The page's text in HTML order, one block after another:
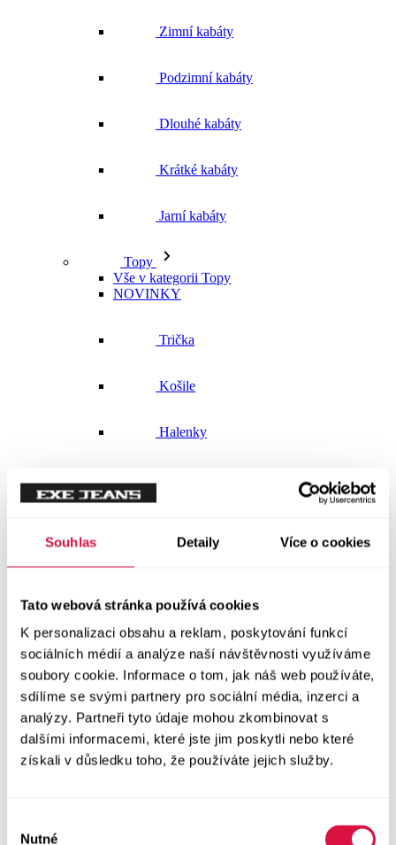
Souhlas Detaily Více o cookies
Tato webová stránka používá cookies
K personalizaci obsahu a reklam, poskytování funkcí
sociálních médií a analýze naší návštěvnosti využíváme
soubory cookie. Informace o tom, jak náš web používáte,
sdílíme se svými partnery pro sociální média, inzerci a
analýzy. Partneři tyto údaje mohou zkombinovat s
dalšími informacemi, které jste jim poskytli nebo které
získali v důsledku toho, že používáte jejich služby.
Nutné
Zimní kabáty
Podzimní kabáty
Dlouhé kabáty
Krátké kabáty
Jarní kabáty
Topy
Vše v kategorii Topy
NOVINKY
Trička
Košile
Halenky
Vše v kategorii Svetry a mikiny
Mikiny
Svetry
Šaty a sukně
Vše v kategorii Šaty a sukně
NOVINKY
Letní šaty